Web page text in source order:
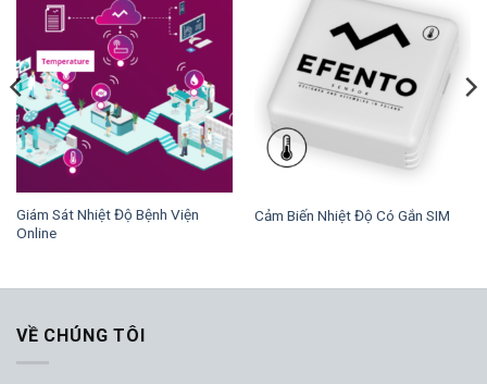
Giám Sát Nhiệt Độ Bệnh Viện
Online
Cảm Biến Nhiệt Độ Có Gắn SIM
VỀ CHÚNG TÔI